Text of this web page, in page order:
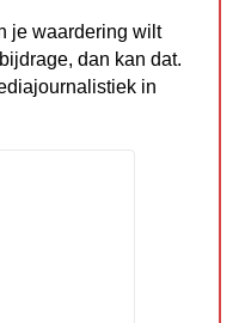
je waardering wilt
dan kan dat.
in